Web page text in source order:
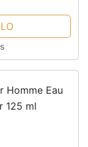
Homme Eau
125 ml